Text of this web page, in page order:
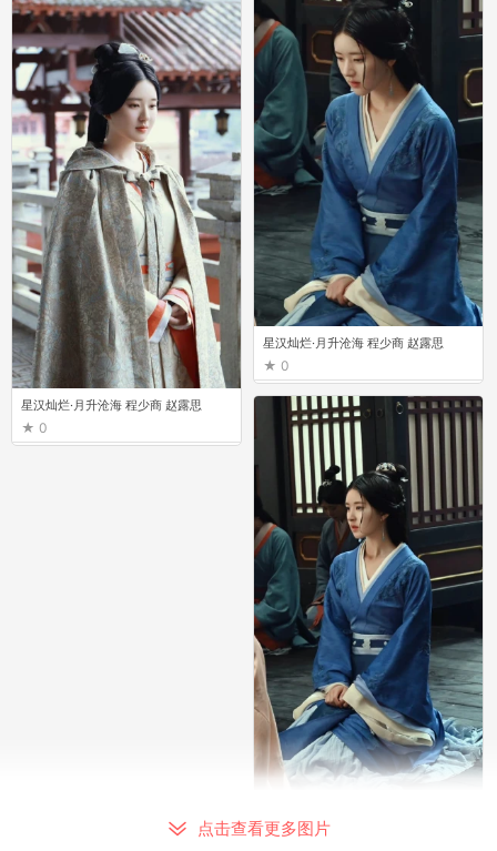
点击查看更多图片
星汉灿烂·月升沧海 程少商 赵露思
0
星汉灿烂·月升沧海 程少商 赵露思
0
星汉灿烂·月升沧海 程少商 赵露思
0